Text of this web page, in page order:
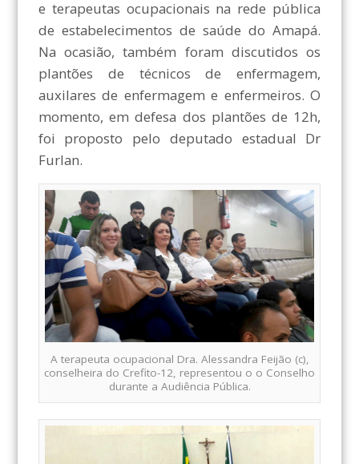
e terapeutas ocupacionais na rede pública
de estabelecimentos de saúde do Amapá.
Na ocasião, também foram discutidos os
plantões de técnicos de enfermagem,
auxilares de enfermagem e enfermeiros. O
momento, em defesa dos plantões de 12h,
foi proposto pelo deputado estadual Dr
Furlan.
A terapeuta ocupacional Dra. Alessandra Feijão (c),
conselheira do Crefito-12, representou o o Conselho
durante a Audiência Pública.